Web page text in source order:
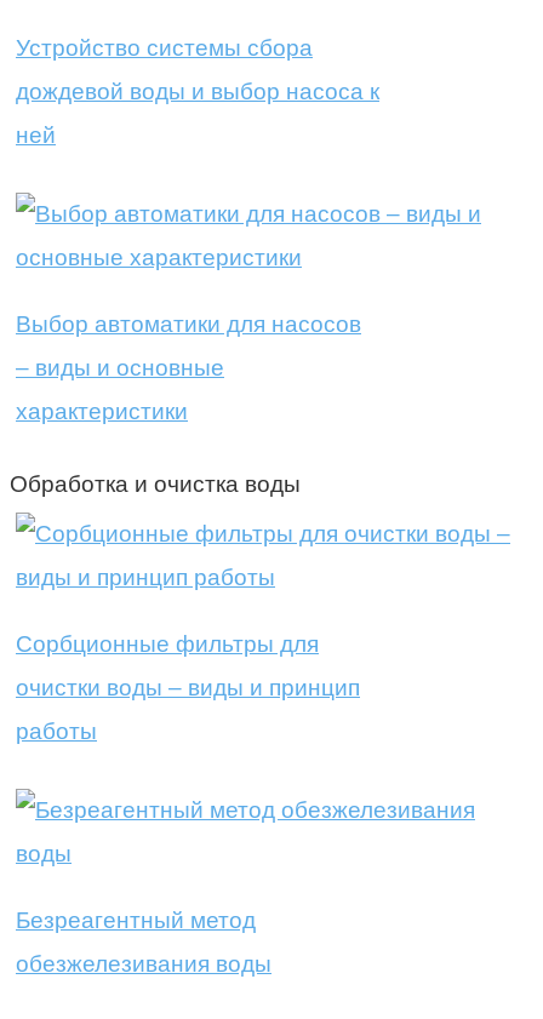
Устройство системы сбора
дождевой воды и выбор насоса к
ней
Выбор автоматики для насосов
– виды и основные
характеристики
Обработка и очистка воды
Сорбционные фильтры для
очистки воды – виды и принцип
работы
Безреагентный метод
обезжелезивания воды